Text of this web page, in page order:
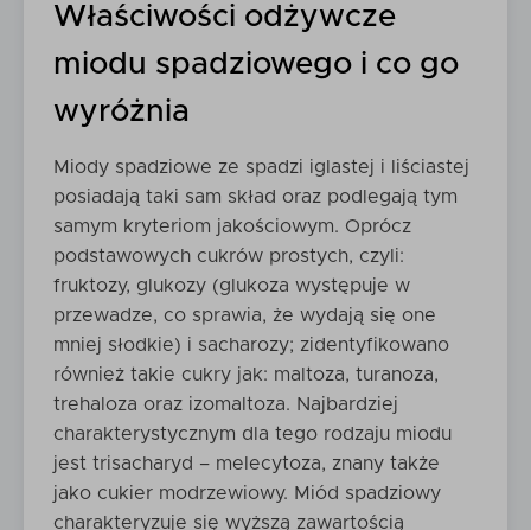
Właściwości odżywcze
miodu spadziowego i co go
wyróżnia
Miody spadziowe ze spadzi iglastej i liściastej
posiadają taki sam skład oraz podlegają tym
samym kryteriom jakościowym. Oprócz
podstawowych cukrów prostych, czyli:
fruktozy, glukozy (glukoza występuje w
przewadze, co sprawia, że wydają się one
mniej słodkie) i sacharozy; zidentyfikowano
również takie cukry jak: maltoza, turanoza,
trehaloza oraz izomaltoza. Najbardziej
charakterystycznym dla tego rodzaju miodu
jest trisacharyd – melecytoza, znany także
jako cukier modrzewiowy. Miód spadziowy
charakteryzuje się wyższą zawartością